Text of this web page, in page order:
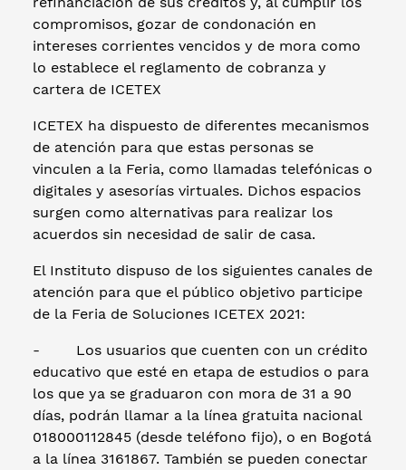
compromisos, gozar de condonación en
intereses corrientes vencidos y de mora como
lo establece el reglamento de cobranza y
cartera de ICETEX
ICETEX ha dispuesto de diferentes mecanismos
de atención para que estas personas se
vinculen a la Feria, como llamadas telefónicas o
digitales y asesorías virtuales. Dichos espacios
surgen como alternativas para realizar los
acuerdos sin necesidad de salir de casa.
El Instituto dispuso de los siguientes canales de
atención para que el público objetivo participe
de la Feria de Soluciones ICETEX 2021:
- Los usuarios que cuenten con un crédito
educativo que esté en etapa de estudios o para
los que ya se graduaron con mora de 31 a 90
días, podrán llamar a la línea gratuita nacional
018000112845 (desde teléfono fijo), o en Bogotá
a la línea 3161867. También se pueden conectar